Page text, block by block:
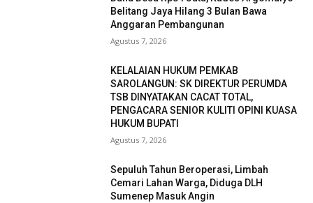
Belitang Jaya Hilang 3 Bulan Bawa
Anggaran Pembangunan
Agustus 7, 2026
KELALAIAN HUKUM PEMKAB
SAROLANGUN: SK DIREKTUR PERUMDA
TSB DINYATAKAN CACAT TOTAL,
PENGACARA SENIOR KULITI OPINI KUASA
HUKUM BUPATI
Agustus 7, 2026
Sepuluh Tahun Beroperasi, Limbah
Cemari Lahan Warga, Diduga DLH
Sumenep Masuk Angin